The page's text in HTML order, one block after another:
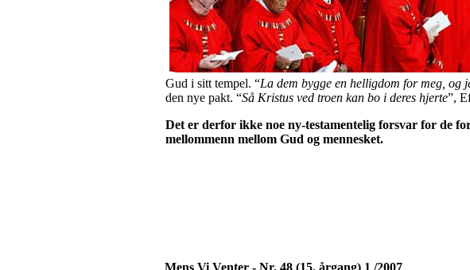
Gud i sitt tempel. “La dem bygge en helligdom for meg, og
den nye pakt. “Så Kristus ved troen kan bo i deres hjerte”,
Det er derfor ikke noe ny-testamentelig forsvar for de
mellommenn mellom Gud og mennesket.